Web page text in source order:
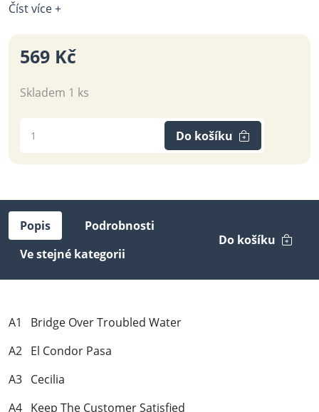
Číst více +
569 Kč
Skladem 1 ks
Do košíku
Popis
Podrobnosti
Ve stejné kategorii
Do košíku
A1 Bridge Over Troubled Water
A2 El Condor Pasa
A3 Cecilia
A4 Keep The Customer Satisfied